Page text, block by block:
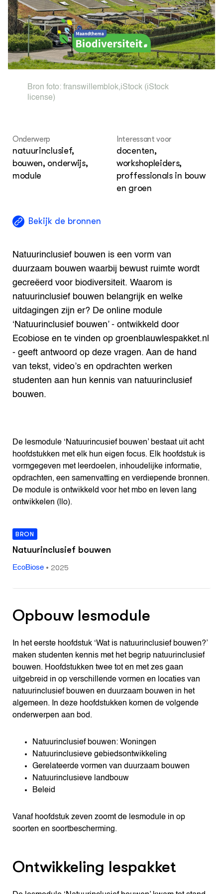
Nieuwsbrief
Agenda
DIERENWELZIJN
Dossiers
Columns
Lectoraten
Video's
Contact
Bron foto: franswillemblok,iStock(iStock
license)
Onderwerp
natuurinclusief,
bouwen, onderwijs,
module
Interessant voor
docenten,
workshopleiders,
proffessionals in bouw
en groen
Bekijk de bronnen
Natuurinclusief bouwen is een vorm van
duurzaam bouwen waarbij bewust ruimte wordt
gecreëerd voor biodiversiteit. Waarom is
natuurinclusief bouwen belangrijk en welke
uitdagingen zijn er? De online module
‘Natuurinclusief bouwen’ - ontwikkeld door
Ecobiose en te vinden op groenblauwlespakket.nl
- geeft antwoord op deze vragen. Aan de hand
van tekst, video’s en opdrachten werken
studenten aan hun kennis van natuurinclusief
bouwen.
De lesmodule ‘Natuurincusief bouwen’ bestaat uit acht
hoofdstukken met elk hun eigen focus. Elk hoofdstuk is
vormgegeven met leerdoelen, inhoudelijke informatie,
opdrachten, een samenvatting en verdiepende bronnen.
De module is ontwikkeld voor het mbo en leven lang
ontwikkelen (llo).
BRON
Natuurinclusief bouwen
EcoBiose• 2025
Opbouw lesmodule
In het eerste hoofdstuk ‘Wat is natuurinclusief bouwen?’
maken studenten kennis met het begrip natuurinclusief
bouwen. Hoofdstukken twee tot en met zes gaan
uitgebreid in op verschillende vormen en locaties van
natuurinclusief bouwen en duurzaam bouwen in het
algemeen. In deze hoofdstukken komen de volgende
onderwerpen aan bod.
Natuurinclusief bouwen: Woningen
Natuurinclusieve gebiedsontwikkeling
Gerelateerde vormen van duurzaam bouwen
Natuurinclusieve landbouw
Beleid
Vanaf hoofdstuk zeven zoomt de lesmodule in op
soorten en soortbescherming.
Ontwikkeling lespakket